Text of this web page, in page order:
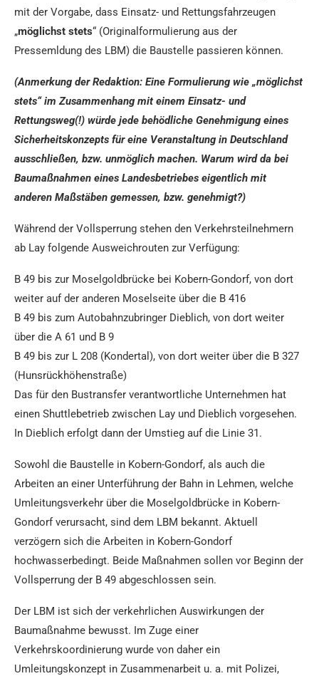
mit der Vorgabe, dass Einsatz- und Rettungsfahrzeugen
„möglichst stets“ (Originalformulierung aus der
Pressemldung des LBM) die Baustelle passieren können.
(Anmerkung der Redaktion: Eine Formulierung wie „möglichst
stets“ im Zusammenhang mit einem Einsatz- und
Rettungsweg(!) würde jede behödliche Genehmigung eines
Sicherheitskonzepts für eine Veranstaltung in Deutschland
ausschließen, bzw. unmöglich machen. Warum wird da bei
Baumaßnahmen eines Landesbetriebes eigentlich mit
anderen Maßstäben gemessen, bzw. genehmigt?)
Während der Vollsperrung stehen den Verkehrsteilnehmern
ab Lay folgende Ausweichrouten zur Verfügung:
B 49 bis zur Moselgoldbrücke bei Kobern-Gondorf, von dort
weiter auf der anderen Moselseite über die B 416
B 49 bis zum Autobahnzubringer Dieblich, von dort weiter
über die A 61 und B 9
B 49 bis zur L 208 (Kondertal), von dort weiter über die B 327
(Hunsrückhöhenstraße)
Das für den Bustransfer verantwortliche Unternehmen hat
einen Shuttlebetrieb zwischen Lay und Dieblich vorgesehen.
In Dieblich erfolgt dann der Umstieg auf die Linie 31.
Sowohl die Baustelle in Kobern-Gondorf, als auch die
Arbeiten an einer Unterführung der Bahn in Lehmen, welche
Umleitungsverkehr über die Moselgoldbrücke in Kobern-
Gondorf verursacht, sind dem LBM bekannt. Aktuell
verzögern sich die Arbeiten in Kobern-Gondorf
hochwasserbedingt. Beide Maßnahmen sollen vor Beginn der
Vollsperrung der B 49 abgeschlossen sein.
Der LBM ist sich der verkehrlichen Auswirkungen der
Baumaßnahme bewusst. Im Zuge einer
Verkehrskoordinierung wurde von daher ein
Umleitungskonzept in Zusammenarbeit u. a. mit Polizei,